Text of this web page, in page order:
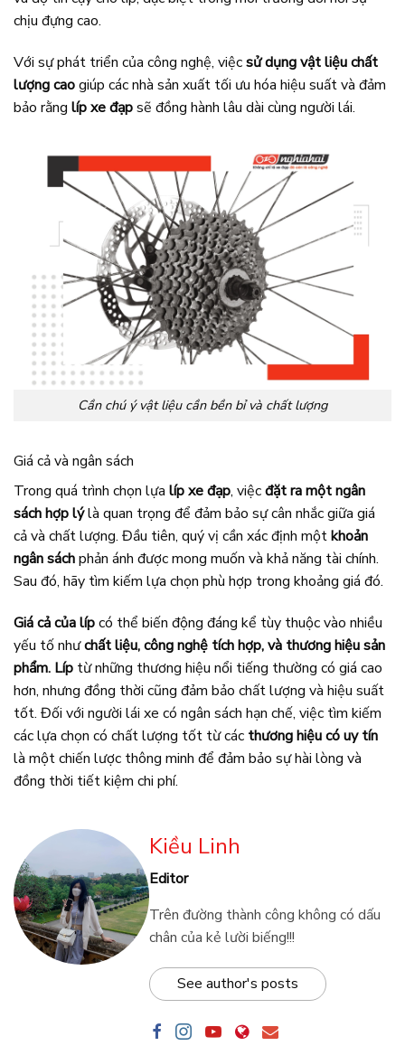
chịu đựng cao.
Với sự phát triển của công nghệ, việcsử dụng vật liệu chất
lượng caogiúp các nhà sản xuất tối ưu hóa hiệu suất và đảm
bảo rằng líp xe đạpsẽ đồng hành lâu dài cùng người lái.
Cần chú ý vật liệu cần bền bỉ và chất lượng
Giá cả và ngân sách
Trong quá trình chọn lựa líp xe đạp, việcđặt ra một ngân
sách hợp lýlà quan trọng để đảm bảo sự cân nhắc giữa giá
cả và chất lượng. Đầu tiên, quý vị cần xác định mộtkhoản
ngân sáchphản ánh được mong muốn và khả năng tài chính.
Sau đó, hãy tìm kiếm lựa chọn phù hợp trong khoảng giá đó.
Giá cả của lípcó thể biến động đáng kể tùy thuộc vào nhiều
yếu tố nhưchất liệu, công nghệ tích hợp, và thương hiệu sản
phẩm. Líp từ những thương hiệu nổi tiếng thường có giá cao
hơn, nhưng đồng thời cũng đảm bảo chất lượng và hiệu suất
tốt. Đối với người lái xe có ngân sách hạn chế, việc tìm kiếm
các lựa chọn có chất lượng tốt từ các thương hiệu có uy tín
là một chiến lược thông minh để đảm bảo sự hài lòng và
đồng thời tiết kiệm chi phí.
Kiều Linh
Editor
Trên đường thành công không có dấu
chân của kẻ lười biếng!!!
See author's posts